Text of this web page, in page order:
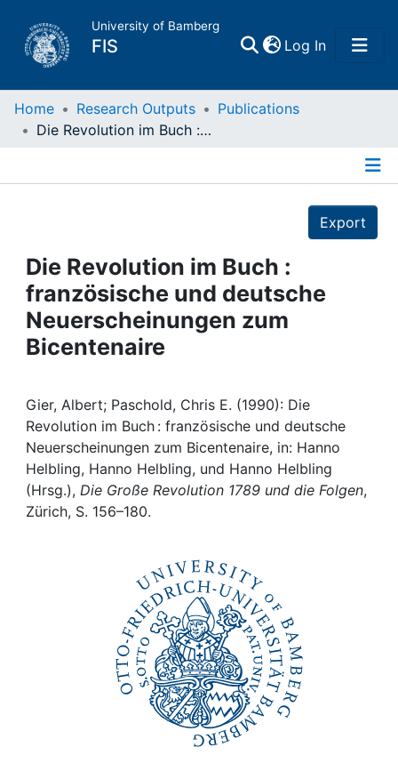
University of Bamberg
FIS Log In(current)
Home
Projects
People
Institutions
Awards
My FIS
Help
Home Research Outputs
Publications
Die Revolution im Buch : französische und deutsche Neuerscheinungen zum Bicentenaire
Export
Die Revolution im Buch :
französische und deutsche
Neuerscheinungen zum
Bicentenaire
Gier, Albert; Paschold, Chris E. (1990): Die
Revolution im Buch : französische und deutsche
Neuerscheinungen zum Bicentenaire, in: Hanno
Helbling, Hanno Helbling, und Hanno Helbling
(Hrsg.), Die Große Revolution 1789 und die Folgen,
Zürich, S. 156–180.